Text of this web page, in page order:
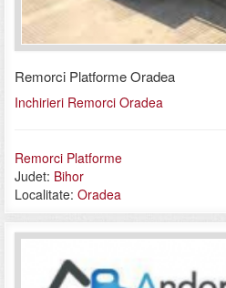
Remorci Platforme Oradea
Inchirieri Remorci Oradea
Remorci Platforme
Judet: Bihor
Localitate: Oradea